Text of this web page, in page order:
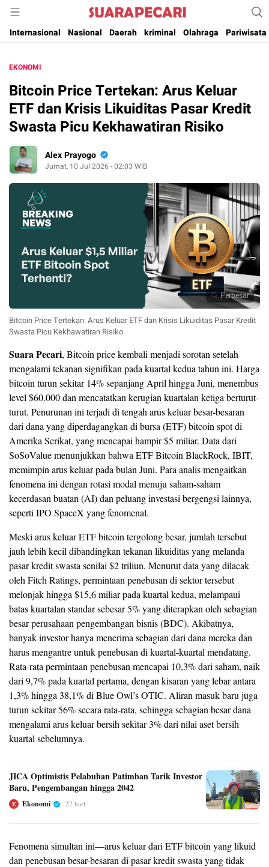
Suara Pecari
Suara Pencerahan Anak Negeri ( Berita Aktual & Terpercaya )
Internasional
Nasional Daerah kriminal Olahraga Pariwisata
EKONOMI
Bitcoin Price Tertekan: Arus Keluar
ETF dan Krisis Likuiditas Pasar Kredit
Swasta Picu Kekhawatiran Risiko
Alex Prayogo
Jumat, 10 Jul 2026 - 02:03 WIB
Perbesar
Bitcoin Price Tertekan: Arus Keluar ETF dan Krisis Likuiditas Pasar Kredit
Swasta Picu Kekhawatiran Risiko
Suara Pecari, Bitcoin price kembali menjadi sorotan setelah
mengalami tekanan signifikan pada kuartal kedua tahun ini. Harga
bitcoin turun sekitar 14% sepanjang April hingga Juni, menembus
level $60.000 dan mencatatkan kerugian kuartalan ketiga berturut-
turut. Penurunan ini terjadi di tengah arus keluar besar-besaran
dari dana yang diperdagangkan di bursa (ETF) bitcoin spot di
Amerika Serikat, yang mencapai hampir $5 miliar. Data dari
SoSoValue menunjukkan bahwa ETF Bitcoin BlackRock, IBIT,
memimpin arus keluar pada bulan Juni. Para analis mengaitkan
fenomena ini dengan rotasi modal menuju saham-saham
kecerdasan buatan (AI) dan peluang investasi bergengsi lainnya,
seperti IPO SpaceX yang fenomenal.
Meski arus keluar ETF bitcoin tergolong besar, jumlah tersebut
jauh lebih kecil dibandingkan tekanan likuiditas yang melanda
pasar kredit swasta senilai $2 triliun. Menurut data yang dilacak
oleh Fitch Ratings, permintaan penebusan di sektor tersebut
melonjak hingga $15,6 miliar pada kuartal kedua, melampaui
batas kuartalan standar sebesar 5% yang diterapkan oleh sebagian
besar perusahaan pengembangan bisnis (BDC). Akibatnya,
banyak investor hanya menerima sebagian dari dana mereka dan
harus mengantre untuk penebusan di kuartal-kuartal mendatang.
Rata-rata permintaan penebusan mencapai 10,3% dari saham, naik
dari 9,7% pada kuartal pertama, dengan kisaran yang lebar antara
1,3% hingga 38,1% di Blue Owl’s OTIC. Aliran masuk baru juga
turun sekitar 56% secara rata-rata, sehingga sebagian besar dana
mengalami arus keluar bersih sekitar 3% dari nilai aset bersih
kuartal sebelumnya.
JICA Optimistis Pelabuhan Patimban Tarik Investor
Baru, Pengembangan hingga 2042
E Ekonomi 22 hari
Fenomena simultan ini—arus keluar dari ETF bitcoin yang likuid
dan penebusan besar-besaran di pasar kredit swasta yang tidak